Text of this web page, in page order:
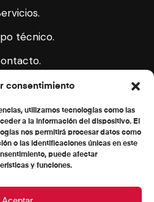
consentimiento
utilizamos tecnologías como las
a la información del dispositivo. El
nos permitirá procesar datos como
o las identificaciones únicas en este
puede afectar
y funciones.
técnico.